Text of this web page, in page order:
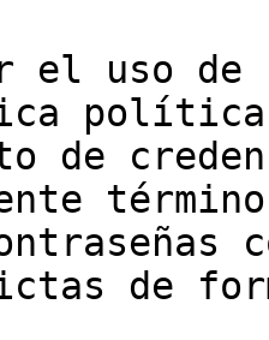
el uso de
de
de